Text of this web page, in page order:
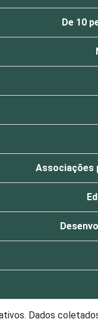
De 10
Associações
Dados